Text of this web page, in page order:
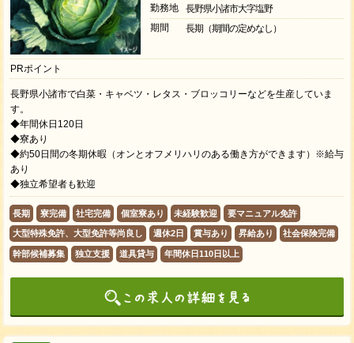
勤務地
長野県小諸市大字塩野
期間
長期（期間の定めなし）
PRポイント
長野県小諸市で白菜・キャベツ・レタス・ブロッコリーなどを生産していま
す。
◆年間休日120日
◆寮あり
◆約50日間の冬期休暇（オンとオフメリハリのある働き方ができます）※給与
あり
◆独立希望者も歓迎
長期 寮完備 社宅完備 個室寮あり 未経験歓迎 要マニュアル免許
大型特殊免許、大型免許等尚良し 週休2日 賞与あり 昇給あり 社会保険完備
幹部候補募集 独立支援 道具貸与 年間休日110日以上